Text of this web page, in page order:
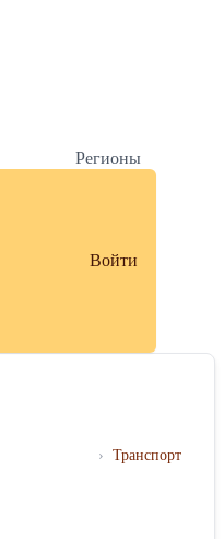
Регионы
Войти
› Транспорт